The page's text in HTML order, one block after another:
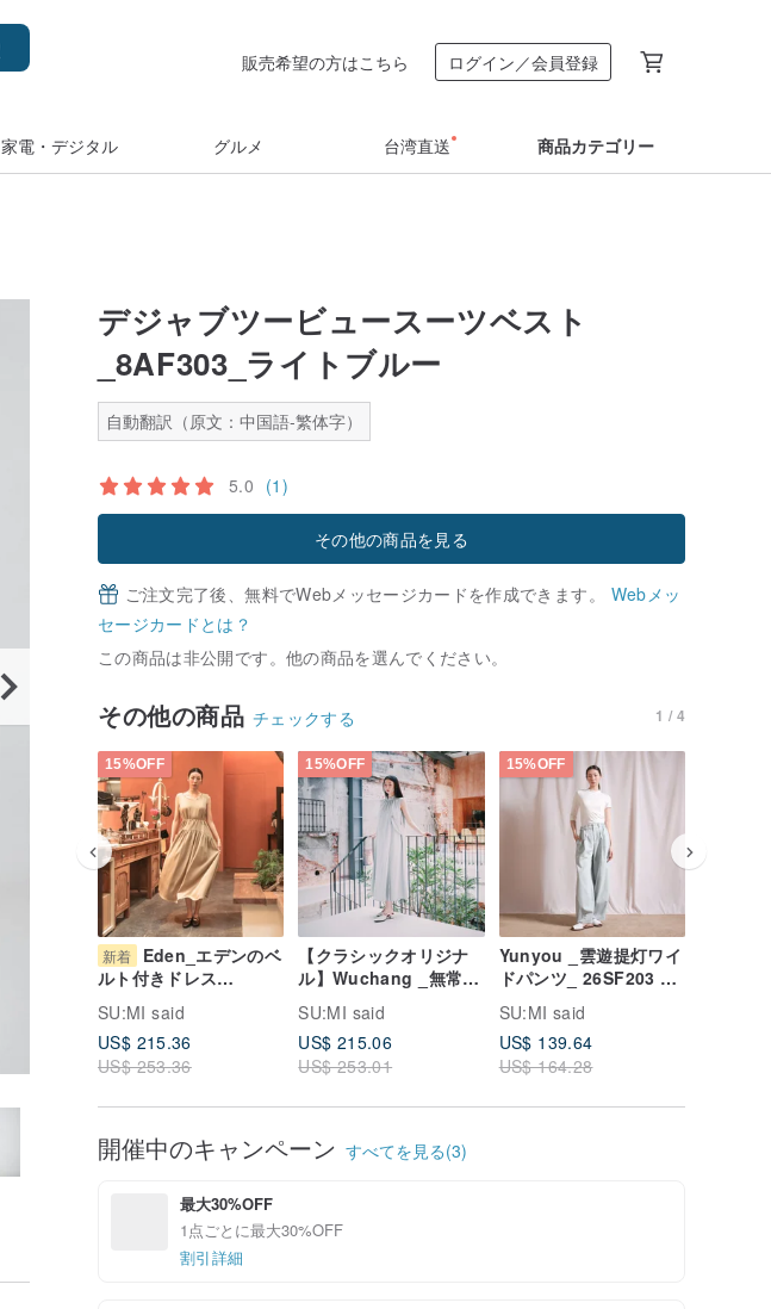
販売希望の方はこちら ログイン／会員登録
家電・デジタル グルメ 台湾直送 商品カテゴリー
デジャブツービュースーツベスト
_8AF303_ライトブルー
自動翻訳（原文：中国語-繁体字）
5.0 (1)
その他の商品を見る
ご注文完了後、無料でWebメッセージカードを作成できます。 Webメッ
セージカードとは？
この商品は非公開です。他の商品を選んでください。
その他の商品 チェックする 1 / 4
15%OFF
新着
Eden_エデンのベ
ルト付きドレス
_26SF107_カーキ
SU:MI said
US$ 215.36
US$ 253.36
15%OFF
【クラシックオリジナ
ル】Wuchang _無常・
_湖水緑
SU:MI said
US$ 215.06
US$ 253.01
15%OFF
Yunyou _雲遊提灯ワイ
ドパンツ_ 26SF203 _
SU:MI said
US$ 139.64
US$ 164.28
開催中のキャンペーン すべてを見る(3)
最大30%OFF
1点ごとに最大30%OFF
割引詳細